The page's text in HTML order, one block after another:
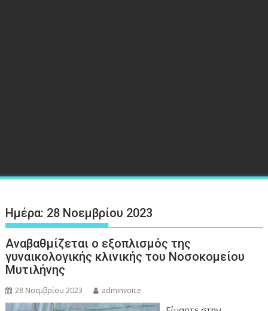
Ημέρα: 28 Νοεμβρίου 2023
Αναβαθμίζεται ο εξοπλισμός της
γυναικολογικής κλινικής του Νοσοκομείου
Μυτιλήνης
28 Νοεμβρίου 2023 adminvoice